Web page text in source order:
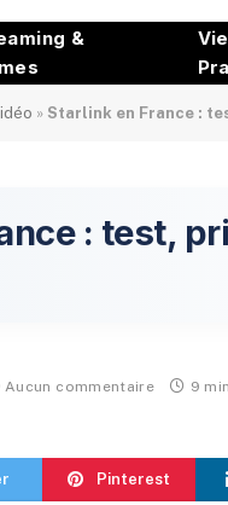
&
Vie
» Starlink en France :
: test,
Aucun commentaire 9
Pinterest